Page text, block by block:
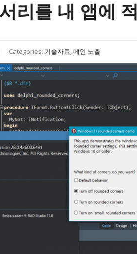
리를 내 앱에
Categories: 기술자료, 메인 노출